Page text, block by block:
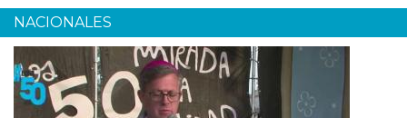
NACIONALES